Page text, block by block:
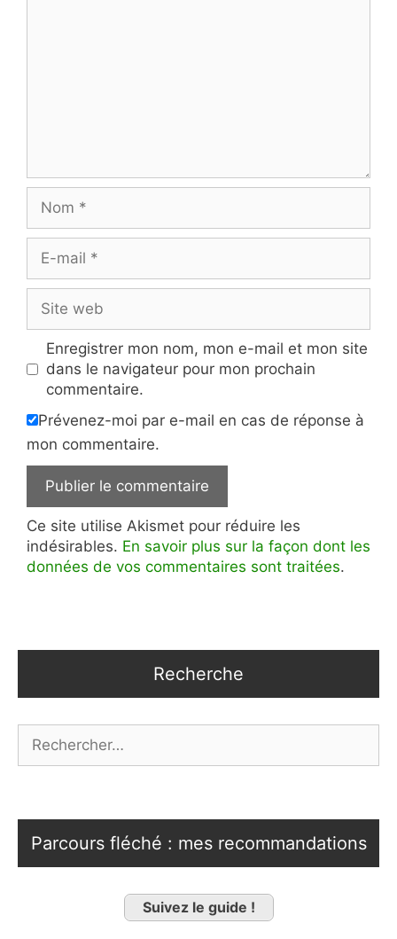
mail
web
Enregistrer mon nom, mon e-mail et mon site
dans le navigateur pour mon prochain
commentaire.
Prévenez-moi par e-mail en cas de réponse à
mon commentaire.
Ce site utilise Akismet pour réduire les
indésirables. En savoir plus sur la façon dont les
données de vos commentaires sont traitées.
Recherche
Parcours fléché : mes recommandations
Suivez le guide !